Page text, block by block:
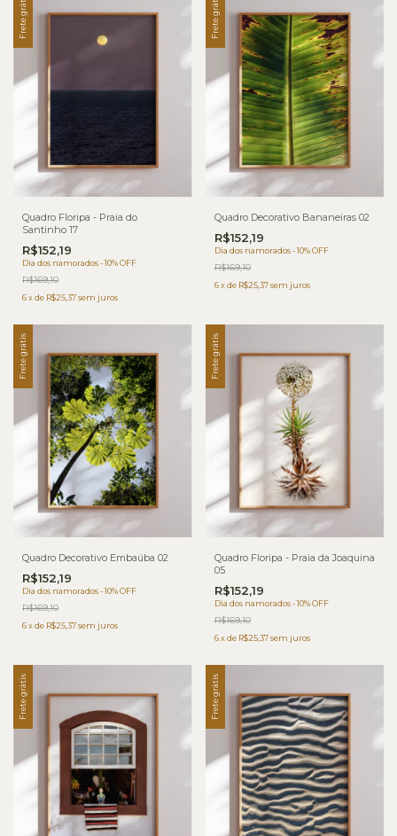
Frete grátis
Quadro Floripa - Praia do
Santinho 17
R$152,19
Dia dos namorados - 10% OFF
R$169,10
6xde R$25,37sem juros
Frete grátis
Quadro Decorativo Bananeiras 02
R$152,19
Dia dos namorados - 10% OFF
R$169,10
6 xde R$25,37 sem juros
Frete grátis
Quadro Decorativo Embaúba 02
R$152,19
Dia dos namorados - 10% OFF
R$169,10
6xde R$25,37sem juros
Frete grátis
Quadro Floripa - Praia da Joaquina
05
R$152,19
Dia dos namorados - 10% OFF
R$169,10
6 xde R$25,37 sem juros
Frete grátis Frete grátis